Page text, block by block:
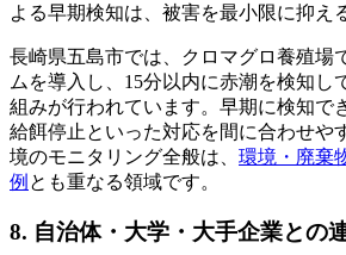
よる早期検知は、被害を最小限に抑え
長崎県五島市では、クロマグロ養殖場
ムを導入し、15分以内に赤潮を検知し
組みが行われています。早期に検知で
給餌停止といった対応を間に合わせや
境のモニタリング全般は、 環境・廃棄
例 とも重なる領域です。
8. 自治体・大学・大手企業との